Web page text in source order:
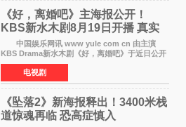
《好，离婚吧》主海报公开！
KBS新水木剧8月19日开播 真实
离婚体验记来袭
中国娱乐网讯 www yule com cn 由主演
KBS Drama新水木剧《好，离婚吧》于近日公开
主海报，正式进入开播倒计时。 海报中，男
女主角背对背站立，各自望向不同方向，中央的
空白与冷漠的表情
电视剧
《坠落2》新海报释出！3400米栈
道惊魂再临 恐高症慎入